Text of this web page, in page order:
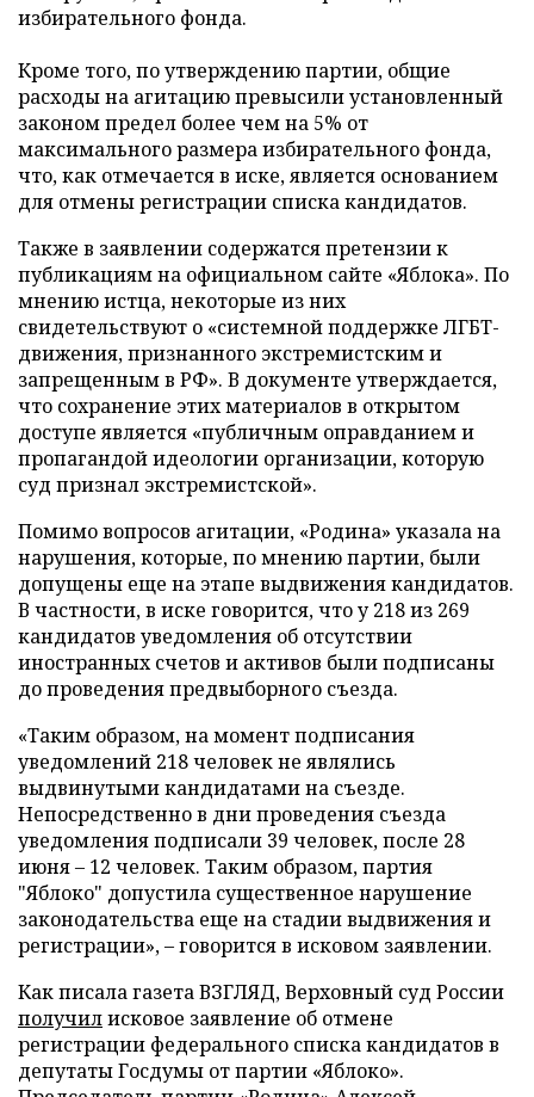
избирательного фонда.
Кроме того, по утверждению партии, общие
расходы на агитацию превысили установленный
законом предел более чем на 5% от
максимального размера избирательного фонда,
что, как отмечается в иске, является основанием
для отмены регистрации списка кандидатов.
Также в заявлении содержатся претензии к
публикациям на официальном сайте «Яблока». По
мнению истца, некоторые из них
свидетельствуют о «системной поддержке ЛГБТ-
движения, признанного экстремистским и
запрещенным в РФ». В документе утверждается,
что сохранение этих материалов в открытом
доступе является «публичным оправданием и
пропагандой идеологии организации, которую
суд признал экстремистской».
Помимо вопросов агитации, «Родина» указала на
нарушения, которые, по мнению партии, были
допущены еще на этапе выдвижения кандидатов.
В частности, в иске говорится, что у 218 из 269
кандидатов уведомления об отсутствии
иностранных счетов и активов были подписаны
до проведения предвыборного съезда.
«Таким образом, на момент подписания
уведомлений 218 человек не являлись
выдвинутыми кандидатами на съезде.
Непосредственно в дни проведения съезда
уведомления подписали 39 человек, после 28
июня – 12 человек. Таким образом, партия
"Яблоко" допустила существенное нарушение
законодательства еще на стадии выдвижения и
регистрации», – говорится в исковом заявлении.
Как писала газета ВЗГЛЯД, Верховный суд России
получилисковое заявление об отмене
регистрации федерального списка кандидатов в
депутаты Госдумы от партии «Яблоко».